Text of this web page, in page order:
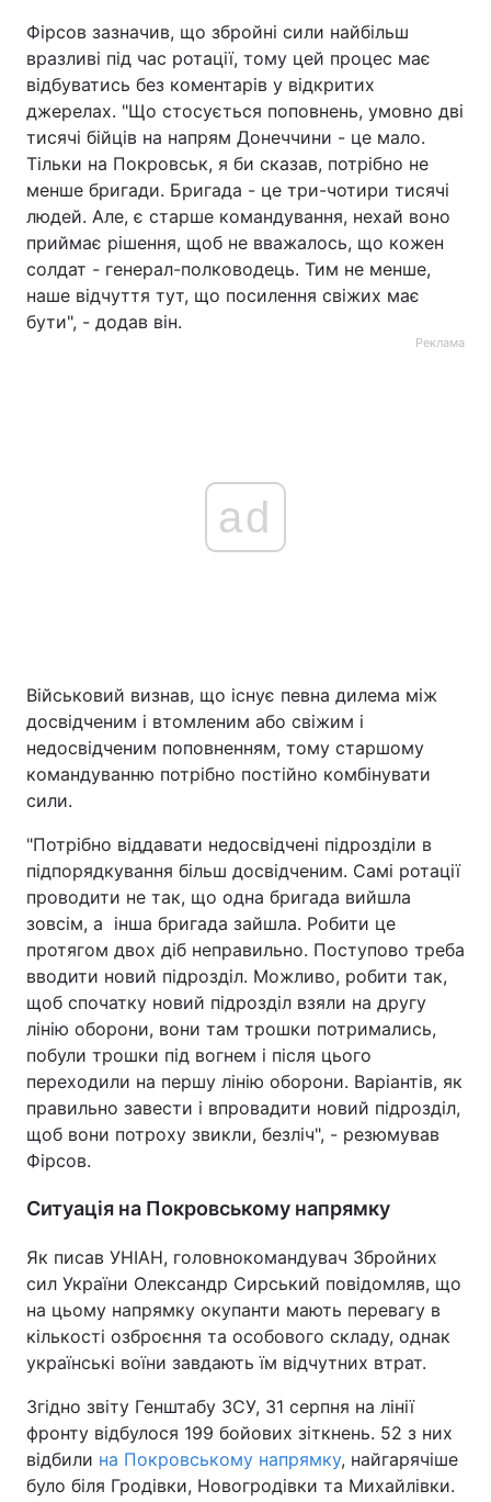
Фірсов зазначив, що збройні сили найбільш
вразливі під час ротації, тому цей процес має
відбуватись без коментарів у відкритих
джерелах. "Що стосується поповнень, умовно дві
тисячі бійців на напрям Донеччини - це мало.
Тільки на Покровськ, я би сказав, потрібно не
менше бригади. Бригада - це три-чотири тисячі
людей. Але, є старше командування, нехай воно
приймає рішення, щоб не вважалось, що кожен
солдат - генерал-полководець. Тим не менше,
наше відчуття тут, що посилення свіжих має
бути", - додав він.
Реклама
ad
Військовий визнав, що існує певна дилема між
досвідченим і втомленим або свіжим і
недосвідченим поповненням, тому старшому
командуванню потрібно постійно комбінувати
сили.
"Потрібно віддавати недосвідчені підрозділи в
підпорядкування більш досвідченим. Самі ротації
проводити не так, що одна бригада вийшла
зовсім, а інша бригада зайшла. Робити це
протягом двох діб неправильно. Поступово треба
вводити новий підрозділ. Можливо, робити так,
щоб спочатку новий підрозділ взяли на другу
лінію оборони, вони там трошки потримались,
побули трошки під вогнем і після цього
переходили на першу лінію оборони. Варіантів, як
правильно завести і впровадити новий підрозділ,
щоб вони потроху звикли, безліч", - резюмував
Фірсов.
Ситуація на Покровському напрямку
Як писав УНІАН, головнокомандувач Збройних
сил України Олександр Сирський повідомляв, що
на цьому напрямку окупанти мають перевагу в
кількості озброєння та особового складу, однак
українські воїни завдають їм відчутних втрат.
Згідно звіту Генштабу ЗСУ, 31 серпня на лінії
фронту відбулося 199 бойових зіткнень. 52 з них
відбили на Покровському напрямку, найгарячіше
було біля Гродівки, Новогродівки та Михайлівки.